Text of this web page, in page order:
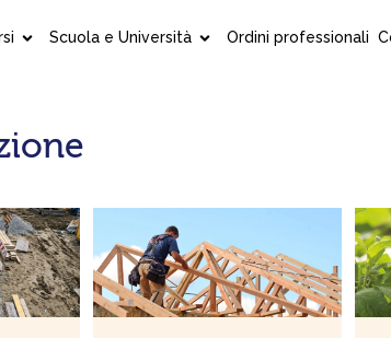
Scuola e Università Ordini professionali
Pagina